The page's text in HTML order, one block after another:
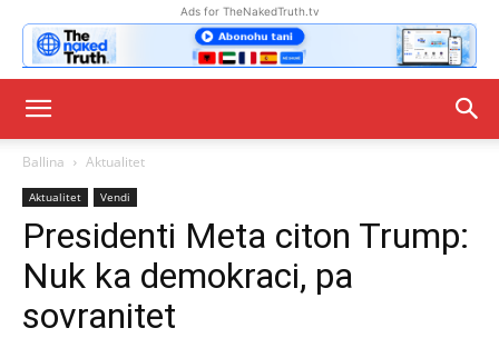
Ads for TheNakedTruth.tv
Ballina Aktualitet
Aktualitet Vendi
Presidenti Meta citon Trump:
Nuk ka demokraci, pa
sovranitet